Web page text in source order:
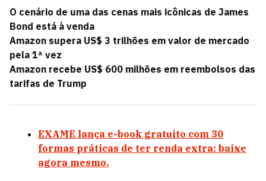
O cenário de uma das cenas mais icônicas de James
Bond está à venda
Amazon supera US$ 3 trilhões em valor de mercado
pela 1ª vez
Amazon recebe US$ 600 milhões em reembolsos das
tarifas de Trump
EXAME lança e-book gratuito com 30
formas práticas de ter renda extra: baixe
agora mesmo.